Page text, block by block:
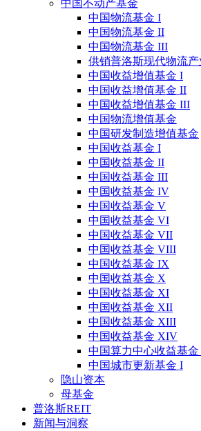
中国不动产基金
中国物流基金 I
中国物流基金 II
中国物流基金 III
供销普洛斯现代物流
中国收益增值基金 I
中国收益增值基金 II
中国收益增值基金 III
中国物流增值基金
中国研发制造增值基金
中国收益基金 I
中国收益基金 II
中国收益基金 III
中国收益基金 IV
中国收益基金 V
中国收益基金 VI
中国收益基金 VII
中国收益基金 VIII
中国收益基金 IX
中国收益基金 X
中国收益基金 XI
中国收益基金 XII
中国收益基金 XIII
中国收益基金 XIV
中国算力中心收益基金
中国城市更新基金 I
隐山资本
母基金
普洛斯REIT
新闻与洞察